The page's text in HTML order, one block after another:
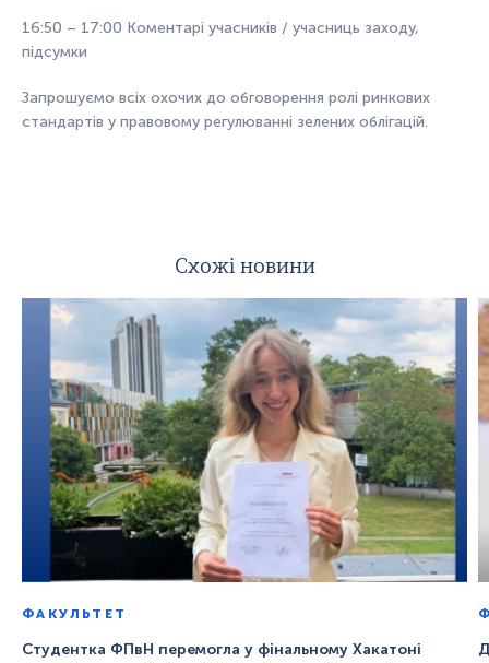
16:50 – 17:00 Коментарі учасників / учасниць заходу,
підсумки
Запрошуємо всіх охочих до обговорення ролі ринкових
стандартів у правовому регулюванні зелених облігацій.
Схожі новини
ФАКУЛЬТЕТ
Студентка ФПвН перемогла у фінальному Хакатоні